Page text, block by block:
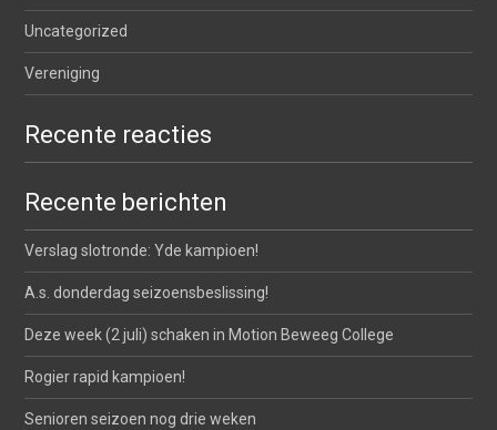
Uncategorized
Vereniging
Recente reacties
Recente berichten
Verslag slotronde: Yde kampioen!
A.s. donderdag seizoensbeslissing!
Deze week (2 juli) schaken in Motion Beweeg College
Rogier rapid kampioen!
Senioren seizoen nog drie weken